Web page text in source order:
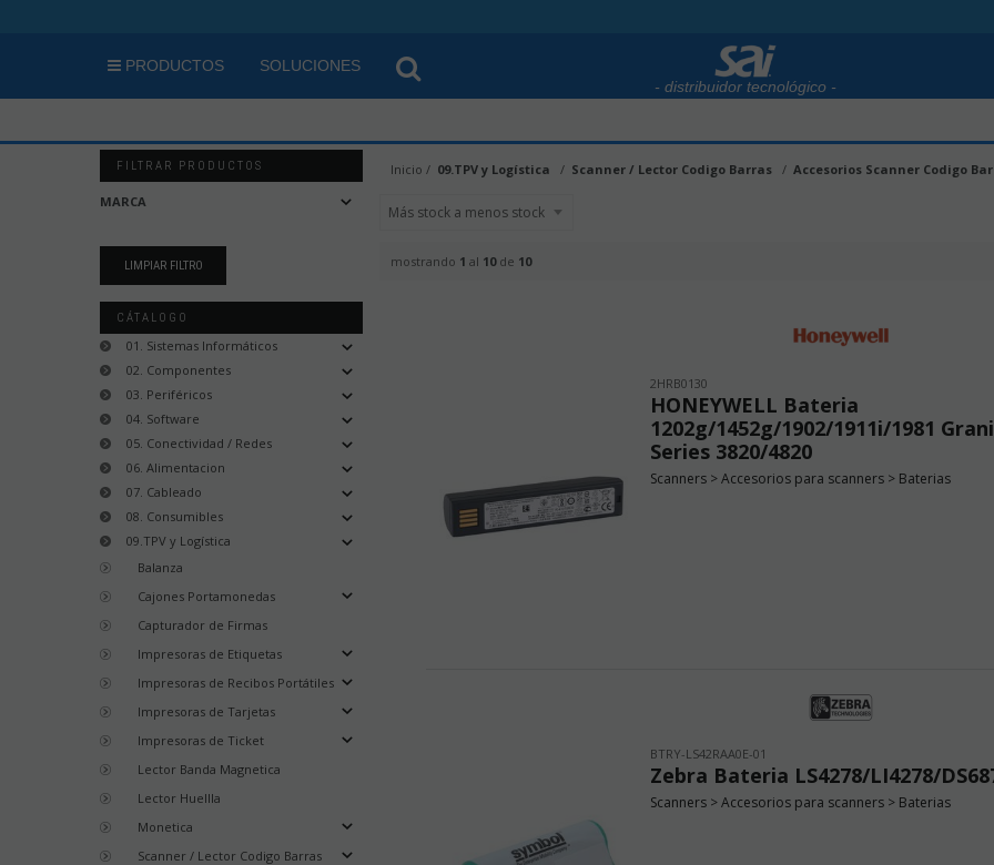
PRODUCTOS
SOLUCIONES
- distribuidor tecnológico -
FILTRAR PRODUCTOS
MARCA
CÁTALOGO
01. Sistemas Informáticos
02. Componentes
03. Periféricos
04. Software
05. Conectividad / Redes
06. Alimentacion
07. Cableado
08. Consumibles
09.TPV y Logística
Balanza
Cajones Portamonedas
Capturador de Firmas
Impresoras de Etiquetas
Impresoras de Recibos Portátiles
Impresoras de Tarjetas
Impresoras de Ticket
Lector Banda Magnetica
Lector Huellla
Monetica
Scanner / Lector Codigo Barras
Inicio 09.TPV y Logística Scanner / Lector Codigo Barras Accesorios Scanner Codigo
mostrando 1 al 10de 10
2HRB0130
HONEYWELL Bateria
1202g/1452g/1902/1911i/1981
Series 3820/4820
Scanners > Accesorios para scanners > Baterias
BTRY-LS42RAA0E-01
Zebra Bateria LS4278/LI4278/
Scanners > Accesorios para scanners > Baterias